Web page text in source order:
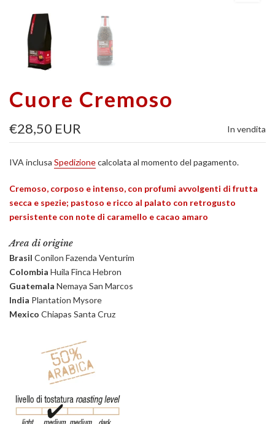
Cuore Cremoso
€28,50 EUR In vendita
IVA inclusa Spedizionecalcolata al momento del pagamento.
Cremoso, corposo e intenso, con profumi avvolgenti di frutta
secca e spezie; pastoso e ricco al palato con retrogusto
persistente con note di caramello e cacao amaro
Area di origine
Brasil Conilon Fazenda Venturim
Colombia Huila Finca Hebron
Guatemala Nemaya San Marcos
India Plantation Mysore
Mexico Chiapas Santa Cruz